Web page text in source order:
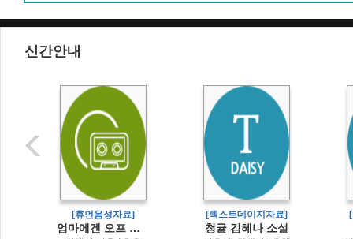
신간안내
[휴먼음성자료]
엄마에겐 오프 스위치가 필요해 퇴근 없는 워킹맘의 일상 공감 에세이
[텍스트데이지자료]
청귤 김혜나 소설